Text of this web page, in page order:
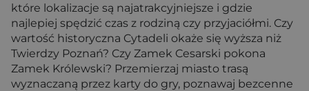
które lokalizacje są najatrakcyjniejsze i gdzie
najlepiej spędzić czas z rodziną czy przyjaciółmi. Czy
wartość historyczna Cytadeli okaże się wyższa niż
Twierdzy Poznań? Czy Zamek Cesarski pokona
Zamek Królewski? Przemierzaj miasto trasą
wyznaczaną przez karty do gry, poznawaj bezcenne